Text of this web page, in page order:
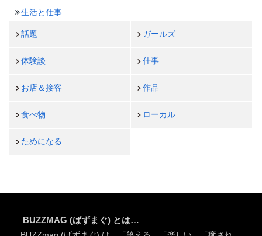
生活と仕事
話題 ガールズ
体験談 仕事
お店＆接客 作品
食べ物 ローカル
ためになる
BUZZMAG (ばずまぐ) とは…